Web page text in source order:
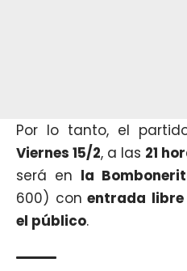
Por lo tanto, el
Viernes 15/2, a las 21
será en la
600) con entrada
el público.